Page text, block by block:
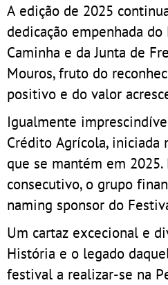
A edição de 2025
dedicação empenhada
Caminha e da Junta de
Mouros, fruto do
positivo e do valor
Igualmente
Crédito Agrícola, iniciada
que se mantém em
consecutivo, o grupo
naming sponsor do
Um cartaz excecional e
História e o legado
festival a realizar-se na